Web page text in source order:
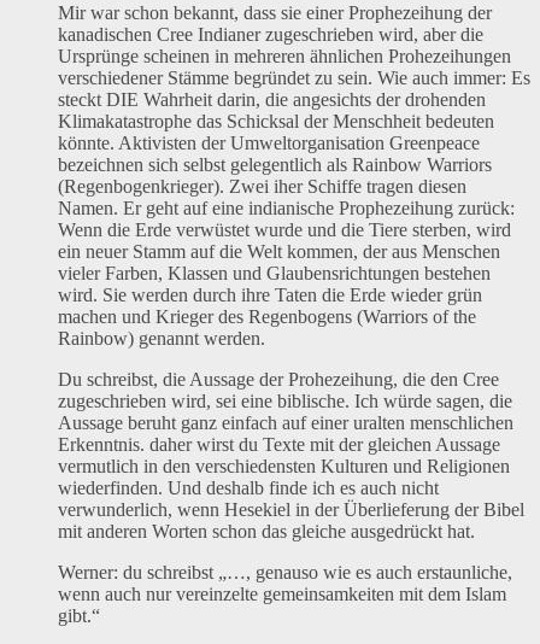
Mir war schon bekannt, dass sie einer Prophezeihung der
kanadischen Cree Indianer zugeschrieben wird, aber die
Ursprünge scheinen in mehreren ähnlichen Prohezeihungen
verschiedener Stämme begründet zu sein. Wie auch immer: Es
steckt DIE Wahrheit darin, die angesichts der drohenden
Klimakatastrophe das Schicksal der Menschheit bedeuten
könnte. Aktivisten der Umweltorganisation Greenpeace
bezeichnen sich selbst gelegentlich als Rainbow Warriors
(Regenbogenkrieger). Zwei iher Schiffe tragen diesen
Namen. Er geht auf eine indianische Prophezeihung zurück:
Wenn die Erde verwüstet wurde und die Tiere sterben, wird
ein neuer Stamm auf die Welt kommen, der aus Menschen
vieler Farben, Klassen und Glaubensrichtungen bestehen
wird. Sie werden durch ihre Taten die Erde wieder grün
machen und Krieger des Regenbogens (Warriors of the
Rainbow) genannt werden.
Du schreibst, die Aussage der Prohezeihung, die den Cree
zugeschrieben wird, sei eine biblische. Ich würde sagen, die
Aussage beruht ganz einfach auf einer uralten menschlichen
Erkenntnis. daher wirst du Texte mit der gleichen Aussage
vermutlich in den verschiedensten Kulturen und Religionen
wiederfinden. Und deshalb finde ich es auch nicht
verwunderlich, wenn Hesekiel in der Überlieferung der Bibel
mit anderen Worten schon das gleiche ausgedrückt hat.
Werner: du schreibst „…, genauso wie es auch erstaunliche,
wenn auch nur vereinzelte gemeinsamkeiten mit dem Islam
gibt.“